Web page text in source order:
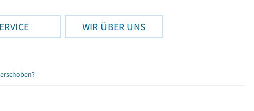
WIR ÜBER UNS